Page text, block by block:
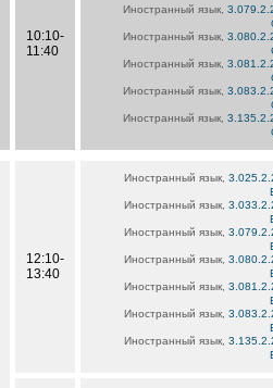
10:10-
11:40
Иностранный язык,
Иностранный язык,
Иностранный язык,
Иностранный язык,
Иностранный язык,
12:10-
13:40
Иностранный язык,
Иностранный язык,
Иностранный язык,
Иностранный язык,
Иностранный язык,
Иностранный язык,
Иностранный язык,